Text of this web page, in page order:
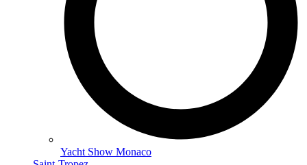
Yacht Show Monaco